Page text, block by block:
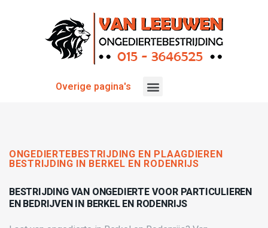
Overige pagina's
ONGEDIERTEBESTRIJDING EN PLAAGDIEREN
BESTRIJDING IN BERKEL EN RODENRIJS
BESTRIJDING VAN ONGEDIERTE VOOR PARTICULIEREN
EN BEDRIJVEN IN BERKEL EN RODENRIJS